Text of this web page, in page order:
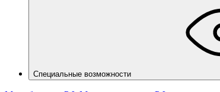
Специальные возможности